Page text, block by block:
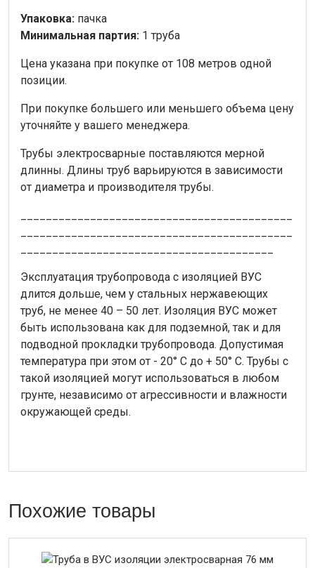
Упаковка: пачка
Минимальная партия: 1 труба
Цена указана при покупке от 108 метров одной
позиции.
При покупке большего или меньшего объема цену
уточняйте у вашего менеджера.
Трубы электросварные поставляются мерной
длинны. Длины труб варьируются в зависимости
от диаметра и производителя трубы.
Эксплуатация трубопровода с изоляцией ВУС
длится дольше, чем у стальных нержавеющих
труб, не менее 40 – 50 лет. Изоляция ВУС может
быть использована как для подземной, так и для
подводной прокладки трубопровода. Допустимая
температура при этом от - 20° С до + 50° С. Трубы с
такой изоляцией могут использоваться в любом
грунте, независимо от агрессивности и влажности
окружающей среды.
Похожие товары